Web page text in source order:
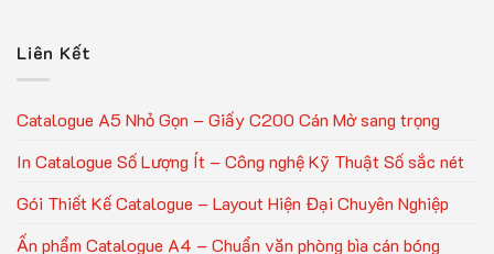
Liên Kết
Catalogue A5 Nhỏ Gọn – Giấy C200 Cán Mờ sang trọng
In Catalogue Số Lượng Ít – Công nghệ Kỹ Thuật Số sắc nét
Gói Thiết Kế Catalogue – Layout Hiện Đại Chuyên Nghiệp
Ấn phẩm Catalogue A4 – Chuẩn văn phòng bìa cán bóng